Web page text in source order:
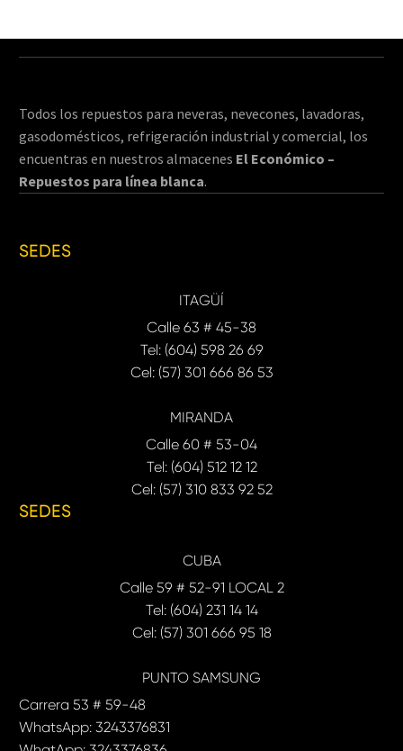
Todos los repuestos para neveras, nevecones, lavadoras,
gasodomésticos, refrigeración industrial y comercial, los
encuentras en nuestros almacenes El Económico –
Repuestos para línea blanca.
SEDES
ITAGÜÍ
Calle 63 # 45-38
Tel: (604) 598 26 69
Cel: (57) 301 666 86 53
MIRANDA
Calle 60 # 53-04
Tel: (604) 512 12 12
Cel: (57) 310 833 92 52
SEDES
CUBA
Calle 59 # 52-91 LOCAL 2
Tel: (604) 231 14 14
Cel: (57) 301 666 95 18
PUNTO SAMSUNG
Carrera 53 # 59-48
WhatsApp: 3243376831